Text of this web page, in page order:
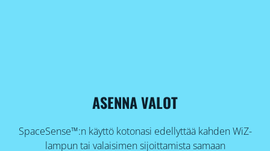
ASENNA VALOT
SpaceSense™:n käyttö kotonasi edellyttää kahden WiZ-
lampun tai valaisimen sijoittamista samaan